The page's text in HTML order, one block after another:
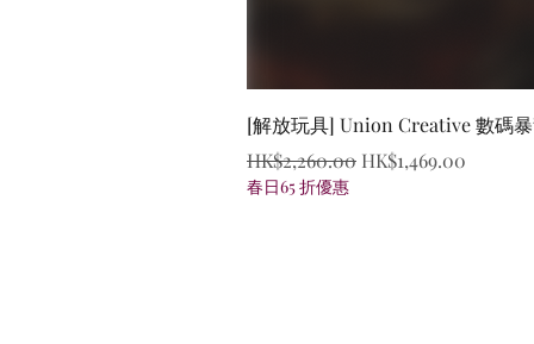
[解放玩具] Union Creative 數碼
一般價格
HK$2,260.00 促銷價格
HK$1,469.00
春日65 折優惠